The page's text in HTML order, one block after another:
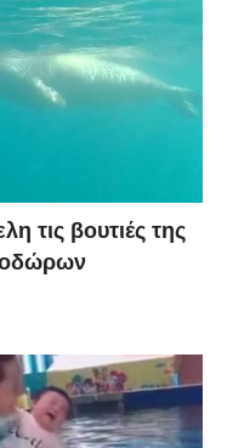
τις βουτιές της